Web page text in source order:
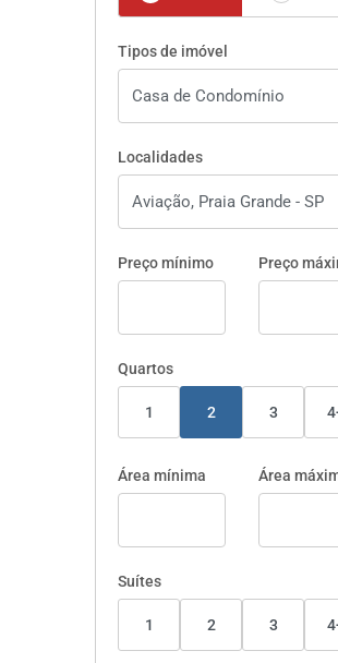
Tipos de imóvel
Localidades
Preço mínimo Preço
Quartos
1 2 3
Área mínima Área
Suítes
1 2 3